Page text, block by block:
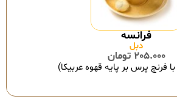
فرانسه
دبل
205.000 تومان
فرنچ پرس بر پایه قهوه عربیکا)